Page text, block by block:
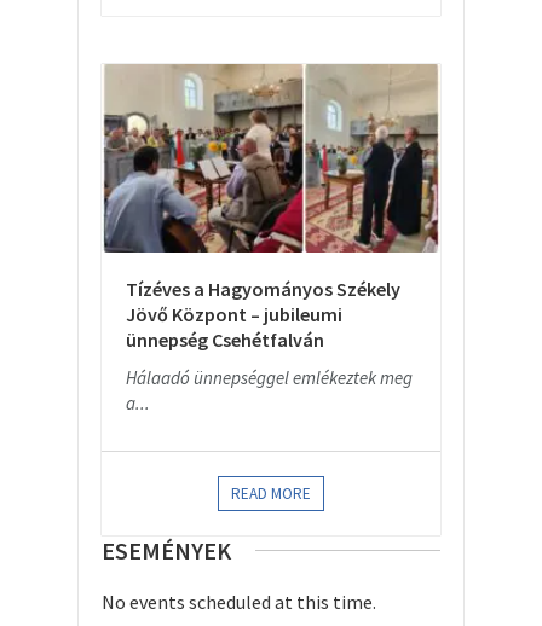
Tízéves a Hagyományos Székely
Jövő Központ – jubileumi
ünnepség Csehétfalván
Hálaadó ünnepséggel emlékeztek meg
a...
READ MORE
ESEMÉNYEK
No events scheduled at this time.